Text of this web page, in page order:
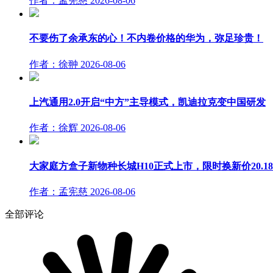
不要伤了余承东的心！不内卷价格的华为，弥足珍贵！
作者：徐翀 2026-08-06
上汽通用2.0开启“中方”主导模式，凯迪拉克变中国研发
作者：徐辉 2026-08-06
大家庭方盒子新物种长城H10正式上市，限时换新价
作者：孟宪慈 2026-08-06
全部评论